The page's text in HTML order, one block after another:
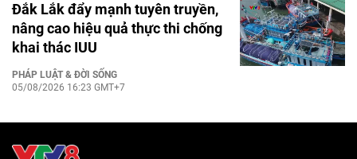
Đắk Lắk đẩy mạnh tuyên truyền,
nâng cao hiệu quả thực thi chống
khai thác IUU
PHÁP LUẬT & ĐỜI SỐNG
05/08/2026 16:23 GMT+7